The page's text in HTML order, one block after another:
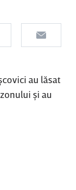
au lăsat
şi au